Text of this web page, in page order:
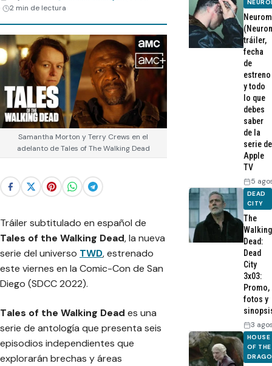
2 min de lectura
Samantha Morton y Terry Crews en el
adelanto de Tales of The Walking Dead
Tráiler subtitulado en español de
Tales of the Walking Dead, la nueva
serie del universo TWD, estrenado
este viernes en la Comic-Con de San
Diego (SDCC 2022).
Tales of the Walking Dead es una
serie de antología que presenta seis
episodios independientes que
explorarán brechas y áreas
tráiler,
fecha
de
estreno
y todo
lo que
debes
saber
de la
serie de
Apple
TV
5
DEAD
CITY
The
Walking
Dead:
Dead
City
3x03:
Promo,
fotos y
3
HOUSE
OF THE